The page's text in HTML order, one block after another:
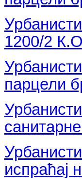
1200/2
парцели
испраћај